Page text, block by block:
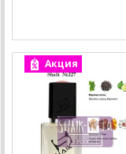
Акция